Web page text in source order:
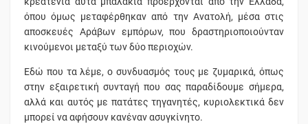
όπου όμως μεταφέρθηκαν από την Ανατολή, μέσα στις
αποσκευές Αράβων εμπόρων, που δραστηριοποιούνταν
κινούμενοι μεταξύ των δύο περιοχών.
Εδώ που τα λέμε, ο συνδυασμός τους με ζυμαρικά, όπως
στην εξαιρετική συνταγή που σας παραδίδουμε σήμερα,
αλλά και αυτός με πατάτες τηγανητές, κυριολεκτικά δεν
μπορεί να αφήσουν κανέναν ασυγκίνητο.